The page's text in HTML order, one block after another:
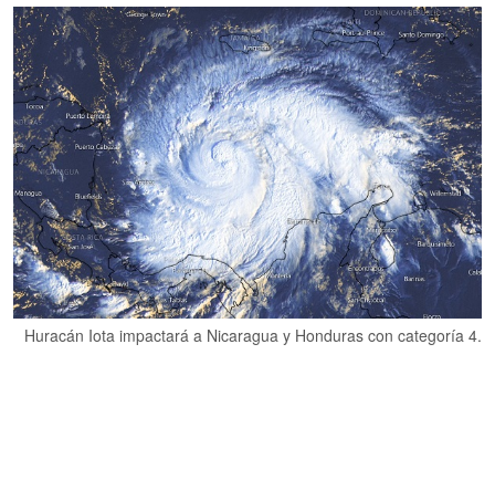
Huracán Iota impactará a Nicaragua y Honduras con categoría 4.